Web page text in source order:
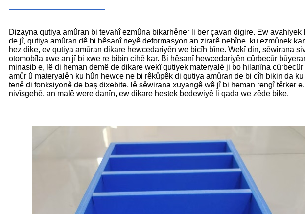
Dizayna qutiya amûran bi tevahî ezmûna bikarhêner li ber çavan digire. Ew
de jî, qutiya amûran dê bi hêsanî neyê deformasyon an zirarê nebîne, ku ezmûnek
hez dike, ev qutiya amûran dikare hewcedariyên we bicîh bîne. Wekî din, sêwirana
otomobîla xwe an jî bi xwe re bibin cihê kar. Bi hêsanî hewcedariyên cûrbecûr
minasib e, lê di heman demê de dikare wekî qutiyek materyalê ji bo hilanîna
amûr û materyalên ku hûn hewce ne bi rêkûpêk di qutiya amûran de bi cîh bikin da
tenê di fonksiyonê de baş dixebite, lê sêwirana xuyangê wê jî bi heman rengî têrker
nivîsgehê, an malê were danîn, ew dikare hestek bedewiyê li qada we zêde bike.